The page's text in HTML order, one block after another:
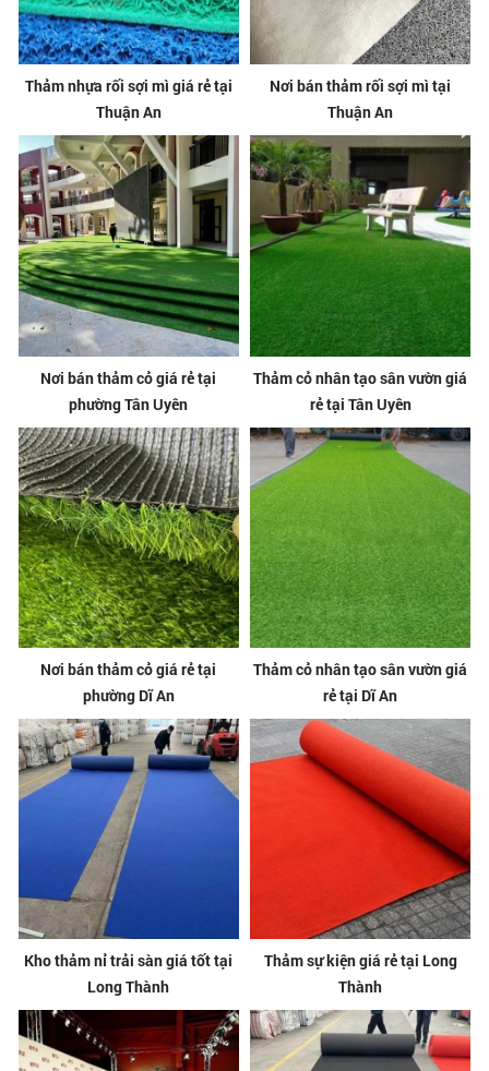
Thảm nhựa rối sợi mì giá rẻ tại
Thuận An
Nơi bán thảm rối sợi mì tại
Thuận An
Nơi bán thảm cỏ giá rẻ tại
phường Tân Uyên
Thảm cỏ nhân tạo sân vườn giá
rẻ tại Tân Uyên
Nơi bán thảm cỏ giá rẻ tại
phường Dĩ An
Thảm cỏ nhân tạo sân vườn giá
rẻ tại Dĩ An
Kho thảm nỉ trải sàn giá tốt tại
Long Thành
Thảm sự kiện giá rẻ tại Long
Thành